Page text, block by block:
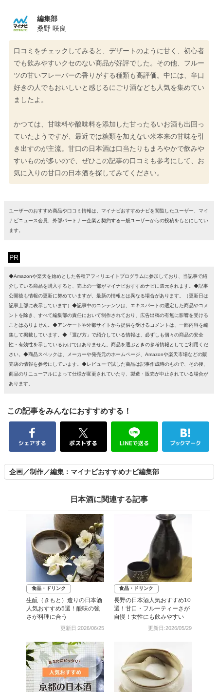
編集部
桑野 咲良
口コミをチェックしてみると、デザートのように甘く、初心者
でも飲みやすいクセのない商品が好評でした。その他、フルー
ツの甘いフレーバーの香りがする種類も高評価。中には、辛口
好きの人でもおいしいと感じるにごり酒なども人気を集めてい
ましたよ。
かつては、甘味料や酸味料を添加した甘ったるいお酒も出回っ
ていたようですが、最近では糖類を加えない米本来の甘味を引
き出すのが主流。甘口の日本酒は口当たりもまろやかで飲みや
すいものが多いので、ぜひこの記事の口コミも参考にして、お
気に入りの甘口の日本酒を探してみてください。
ユーザーのおすすめ商品や口コミ情報は、マイナビおすすめナビを閲覧したユーザー、マイ
ナビニュース会員、外部パートナー企業と契約する一般ユーザーからの投稿をもとにしてい
ます。
PR
◆Amazonや楽天を始めとした各種アフィリエイトプログラムに参加しており、当記事で紹
介している商品を購入すると、売上の一部がマイナビおすすめナビに還元されます。◆記事
公開後も情報の更新に努めていますが、最新の情報とは異なる場合があります。（更新日は
記事上部に表示しています）◆記事中のコンテンツは、エキスパートの選定した商品やコメ
ントを除き、すべて編集部の責任において制作されており、広告出稿の有無に影響を受ける
ことはありません。◆アンケートや外部サイトから提供を受けるコメントは、一部内容を編
集して掲載しています。◆「選び方」で紹介している情報は、必ずしも個々の商品の安全
性・有効性を示しているわけではありません。商品を選ぶときの参考情報としてご利用くだ
さい。◆商品スペックは、メーカーや発売元のホームページ、Amazonや楽天市場などの販
売店の情報を参考にしています。◆レビューで試した商品は記事作成時のもので、その後、
商品のリニューアルによって仕様が変更されていたり、製造・販売が中止されている場合が
あります。
この記事をみんなにおすすめする！
企画／制作／編集：マイナビおすすめナビ編集部
日本酒に関連する記事
食品・ドリンク
生酛（きもと）造りの日本酒
人気おすすめ5選！酸味の強
さが料理に合う
更新日:2026/06/25
食品・ドリンク
長野の日本酒人気おすすめ10
選！甘口・フルーティーさが
自慢！女性にも飲みやすい
更新日:2026/05/29